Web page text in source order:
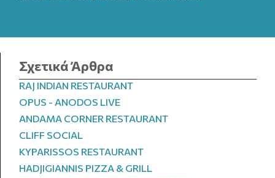
Σχετικά Άρθρα
RAJ INDIAN RESTAURANT
OPUS - ANODOS LIVE
ANDAMA CORNER RESTAURANT
CLIFF SOCIAL
KYPARISSOS RESTAURANT
HADJIGIANNIS PIZZA & GRILL